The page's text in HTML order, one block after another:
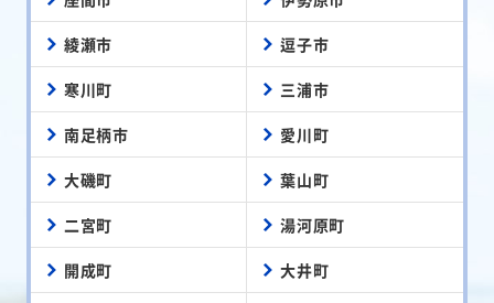
綾瀬市 逗子市
寒川町 三浦市
南足柄市 愛川町
大磯町 葉山町
二宮町 湯河原町
開成町 大井町